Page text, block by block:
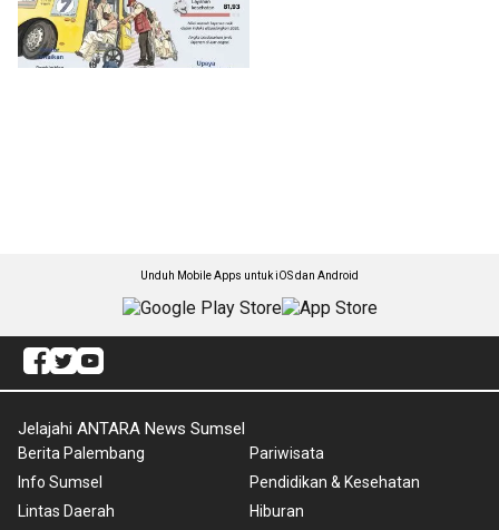
Unduh Mobile Apps untuk iOS dan Android
Jelajahi ANTARA News Sumsel
Berita Palembang
Info Sumsel
Lintas Daerah
Pariwisata
Pendidikan & Kesehatan
Hiburan